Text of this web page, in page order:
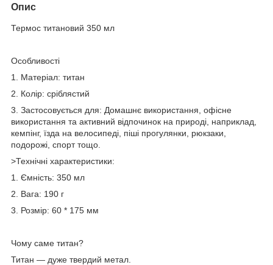
Опис
Термос титановий 350 мл
Особливості
1. Матеріал: титан
2. Колір: сріблястий
3. Застосовується для: Домашнє використання, офісне
використання та активний відпочинок на природі, наприклад,
кемпінг, їзда на велосипеді, піші прогулянки, рюкзаки,
подорожі, спорт тощо.
>Технічні характеристики:
1. Ємність: 350 мл
2. Вага: 190 г
3. Розмір: 60 * 175 мм
Чому саме титан?
Титан — дуже твердий метал.